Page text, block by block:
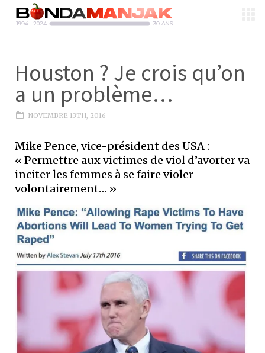
Houston ? Je crois qu’on
a un problème…
NOVEMBRE 13TH, 2016
Mike Pence, vice-président des USA :
« Permettre aux victimes de viol d’avorter va
inciter les femmes à se faire violer
volontairement… »